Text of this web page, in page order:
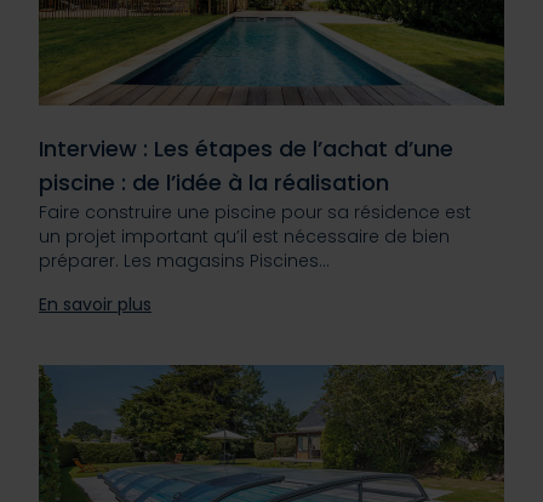
Interview : Les étapes de l’achat d’une
piscine : de l’idée à la réalisation
Faire construire une piscine pour sa résidence est
un projet important qu’il est nécessaire de bien
préparer. Les magasins Piscines…
En savoir plus